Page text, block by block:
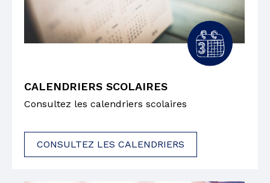
CALENDRIERS SCOLAIRES
Consultez les calendriers scolaires
CONSULTEZ LES CALENDRIERS